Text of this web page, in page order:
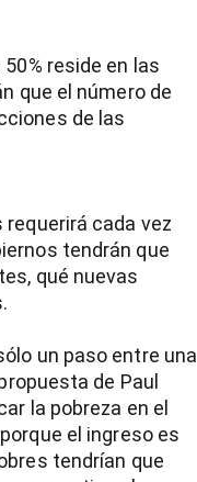
reside en las
que el número de
de las
cada vez
tendrán que
qué nuevas
un paso entre una
de Paul
la pobreza en el
el ingreso es
tendrían que